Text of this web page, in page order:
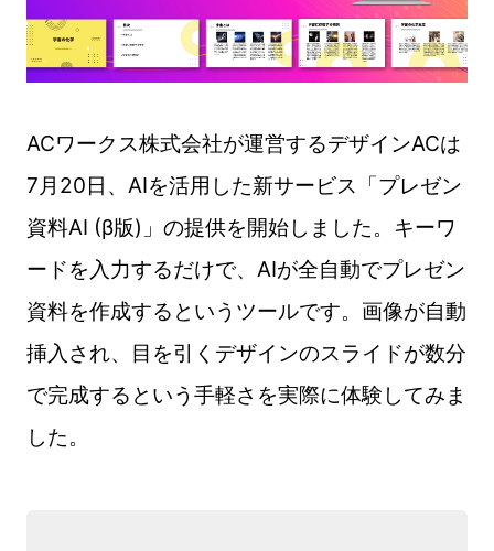
ACワークス株式会社が運営するデザインACは
7月20日、AIを活用した新サービス「プレゼン
資料AI (β版)」の提供を開始しました。キーワ
ードを入力するだけで、AIが全自動でプレゼン
資料を作成するというツールです。画像が自動
挿入され、目を引くデザインのスライドが数分
で完成するという手軽さを実際に体験してみま
した。